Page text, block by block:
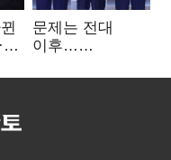
문제는 전대
이후…
뒤집힐 땐